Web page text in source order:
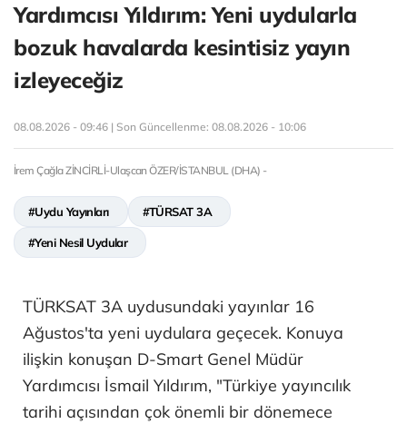
Yardımcısı Yıldırım: Yeni uydularla
bozuk havalarda kesintisiz yayın
izleyeceğiz
08.08.2026 - 09:46 | Son Güncellenme: 08.08.2026 - 10:06
İrem Çağla ZİNCİRLİ-Ulaşcan ÖZER/İSTANBUL (DHA) -
#Uydu Yayınları #TÜRSAT 3A
#Yeni Nesil Uydular
TÜRKSAT 3A uydusundaki yayınlar 16
Ağustos'ta yeni uydulara geçecek. Konuya
ilişkin konuşan D-Smart Genel Müdür
Yardımcısı İsmail Yıldırım, "Türkiye yayıncılık
tarihi açısından çok önemli bir dönemece